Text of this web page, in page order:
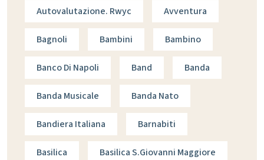
Autovalutazione. Rwyc Avventura
Bagnoli Bambini Bambino
Banco Di Napoli Band Banda
Banda Musicale Banda Nato
Bandiera Italiana Barnabiti
Basilica Basilica S.giovanni Maggiore